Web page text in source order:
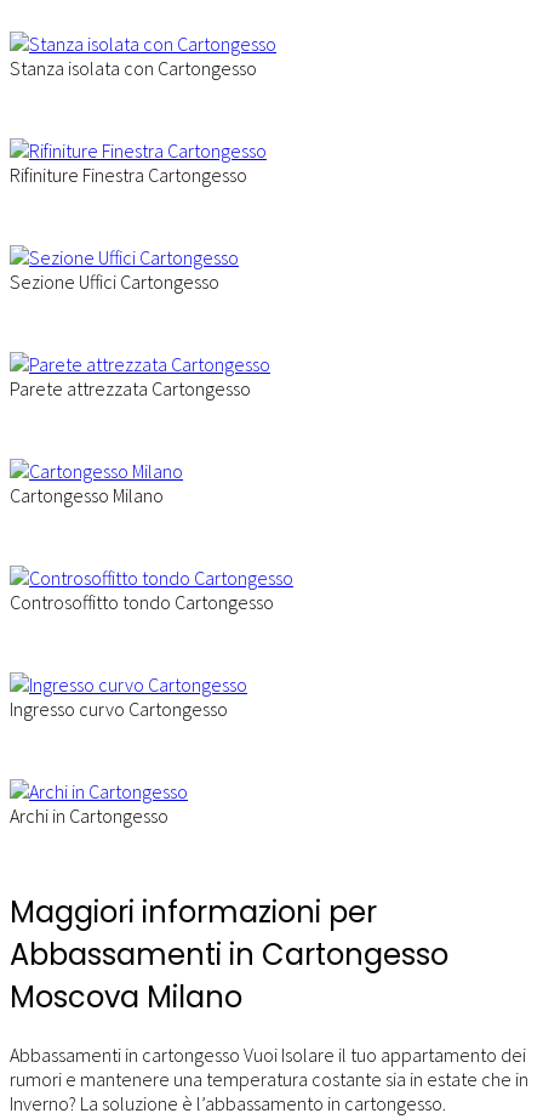
Stanza isolata con Cartongesso
Rifiniture Finestra Cartongesso
Sezione Uffici Cartongesso
Parete attrezzata Cartongesso
Cartongesso Milano
Controsoffitto tondo Cartongesso
Ingresso curvo Cartongesso
Archi in Cartongesso
Maggiori informazioni per
Abbassamenti in Cartongesso
Moscova Milano
Abbassamenti in cartongesso Vuoi Isolare il tuo appartamento dei
rumori e mantenere una temperatura costante sia in estate che in
Inverno? La soluzione è l’abbassamento in cartongesso.